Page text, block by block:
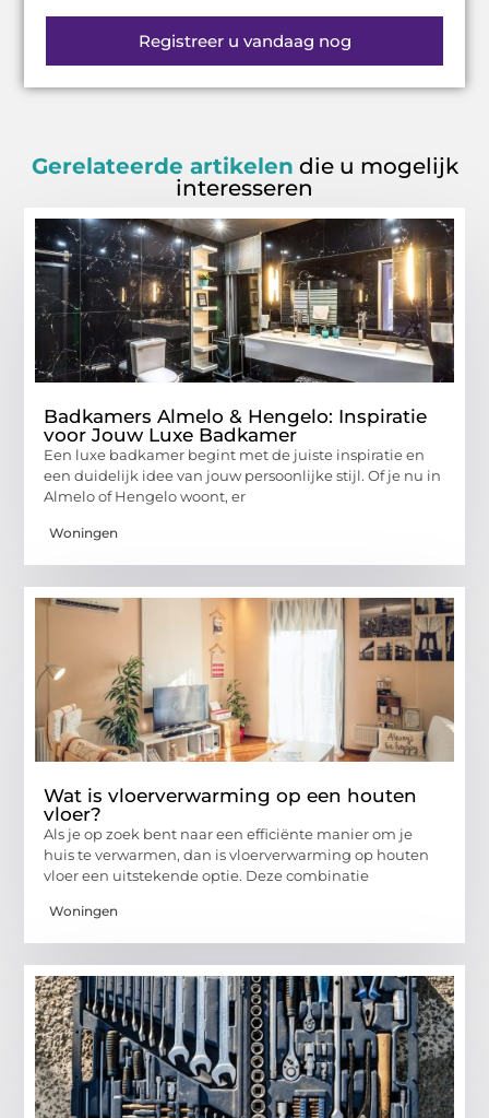
Registreer u vandaag nog
Gerelateerde artikelen die u mogelijk
interesseren
Badkamers Almelo & Hengelo: Inspiratie
voor Jouw Luxe Badkamer
Een luxe badkamer begint met de juiste inspiratie en
een duidelijk idee van jouw persoonlijke stijl. Of je nu in
Almelo of Hengelo woont, er
Woningen
Wat is vloerverwarming op een houten
vloer?
Als je op zoek bent naar een efficiënte manier om je
huis te verwarmen, dan is vloerverwarming op houten
vloer een uitstekende optie. Deze combinatie
Woningen